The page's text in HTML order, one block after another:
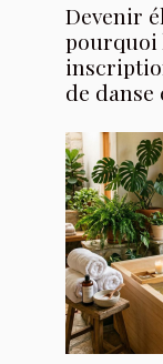
Devenir
pourquoi
de danse